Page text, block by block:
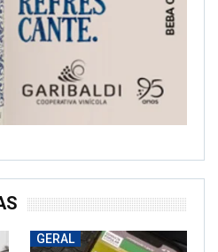
GERAL